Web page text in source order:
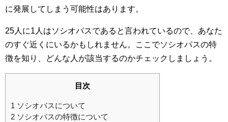
に発展してしまう可能性はあります。
25人に1人はソシオパスであると言われているので、あなた
のすぐ近くにいるかもしれません。ここでソシオパスの特
徴を知り、どんな人が該当するのかチェックしましょう。
目次
1 ソシオパスについて
2 ソシオパスの特徴について